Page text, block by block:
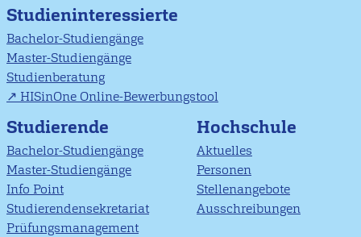
Studieninteressierte
Bachelor-Studiengänge
Master-Studiengänge
Studienberatung
HISinOne Online-Bewerbungstool
Studierende
Bachelor-Studiengänge
Master-Studiengänge
Info Point
Studierendensekretariat
Prüfungsmanagement
Hochschule
Aktuelles
Personen
Stellenangebote
Ausschreibungen